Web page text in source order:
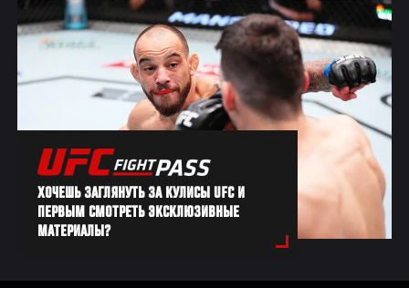
ХОЧЕШЬ ЗАГЛЯНУТЬ ЗА КУЛИСЫ UFC И
ПЕРВЫМ СМОТРЕТЬ ЭКСКЛЮЗИВНЫЕ
МАТЕРИАЛЫ?